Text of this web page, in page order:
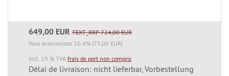
649,00 EUR TEXT_RRP 724,00 EUR
Vous économisez 10.4% (75,00 EUR)
incl. 19 % TVA frais de port non compris
Délai de livraison: nicht lieferbar, Vorbestellung